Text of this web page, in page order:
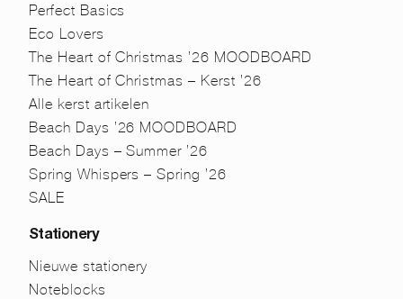
Perfect Basics
Eco Lovers
The Heart of Christmas ’26 MOODBOARD
The Heart of Christmas – Kerst ’26
Alle kerst artikelen
Beach Days ’26 MOODBOARD
Beach Days – Summer ’26
Spring Whispers – Spring ’26
SALE
Stationery
Nieuwe stationery
Noteblocks